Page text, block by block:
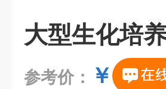
大型生化培
参考价： ￥